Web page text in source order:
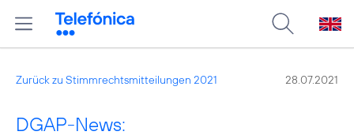
Zurück zu Stimmrechtsmitteilungen 2021 28.07.2021
DGAP-News: